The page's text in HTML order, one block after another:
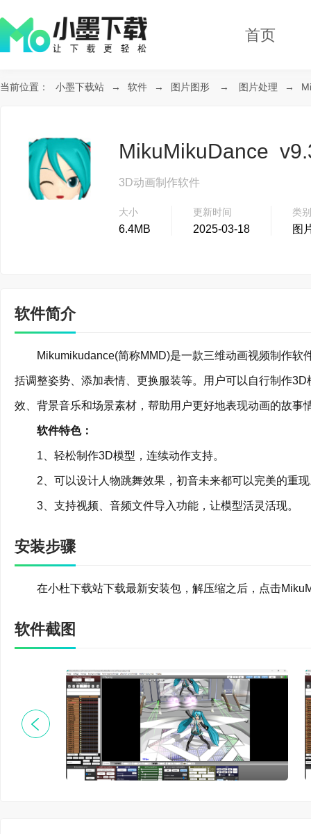
首页
当前位置： 小墨下载站 → 软件 → 图片图形 → 图片处理 →
MikuMikuDance
3D动画制作软件
大小
6.4MB
更新时间
2025-03-18
类别
图
软件简介
Mikumikudance(简称MMD)是一款三维动画视频制作软
括调整姿势、添加表情、更换服装等。用户可以自行制作
效、背景音乐和场景素材，帮助用户更好地表现动画的故事
软件特色：
1、轻松制作3D模型，连续动作支持。
2、可以设计人物跳舞效果，初音未来都可以完美的重现
3、支持视频、音频文件导入功能，让模型活灵活现。
安装步骤
在小杜下载站下载最新安装包，解压缩之后，点击
软件截图